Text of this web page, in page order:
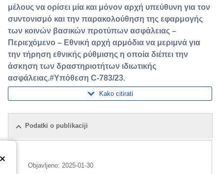
μέλους να ορίσει μία και μόνον αρχή υπεύθυνη για τον
συντονισμό και την παρακολούθηση της εφαρμογής
των κοινών βασικών προτύπων ασφάλειας –
Περιεχόμενο – Εθνική αρχή αρμόδια να μεριμνά για
την τήρηση εθνικής ρύθμισης η οποία διέπει την
άσκηση των δραστηριοτήτων ιδιωτικής
ασφάλειας.#Υπόθεση C-783/23.
Kako citirati
Podatki o publikaciji
Objavljeno: 2025-01-30